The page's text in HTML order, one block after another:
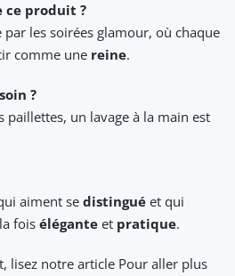
ce produit ?
les soirées glamour, où chaque
comme une reine.
?
paillettes, un lavage à la main est
aiment se distingué et qui
fois élégante et pratique.
lisez notre article Pour aller plus